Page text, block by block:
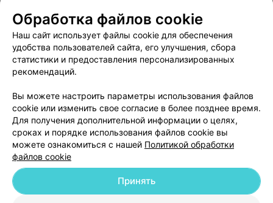
Пользовательское соглашение
Способы оплаты
Вакансии
Партнеры
Написать руководителю 103.by
Персональные настройки cookie
Обработка персональных данных
© 2026 ООО «Артокс Лаб», УНП 191700409| 220012, Республика Беларусь,
Обработка файлов cookie
Наш сайт использует файлы cookie для обеспечения
удобства пользователей сайта, его улучшения, сбора
статистики и предоставления персонализированных
рекомендаций.
Вы можете настроить параметры использования файлов
cookie или изменить свое согласие в более позднее время.
Для получения дополнительной информации о целях,
сроках и порядке использования файлов cookie вы
можете ознакомиться с нашей Политикой обработки
файлов cookie
Принять